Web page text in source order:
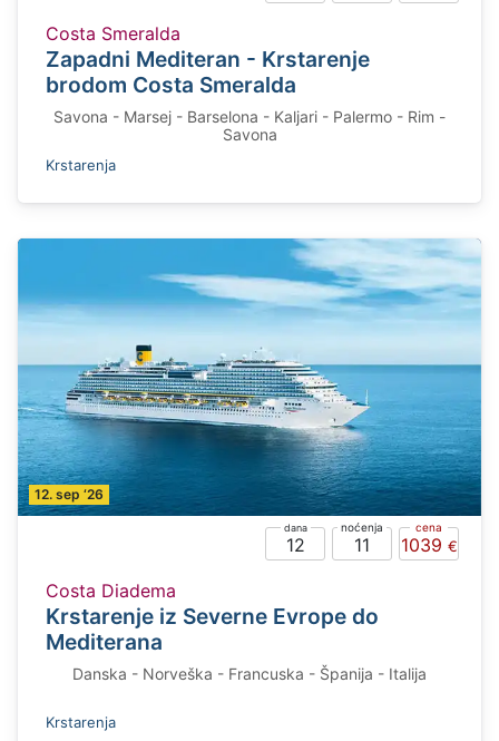
Costa Smeralda
Zapadni Mediteran - Krstarenje
brodom Costa Smeralda
Savona - Marsej - Barselona - Kaljari - Palermo - Rim -
Savona
Krstarenja
12. sep ‘26
12 11 1039
Costa Diadema
Krstarenje iz Severne Evrope do
Mediterana
Danska - Norveška - Francuska - Španija - Italija
Krstarenja